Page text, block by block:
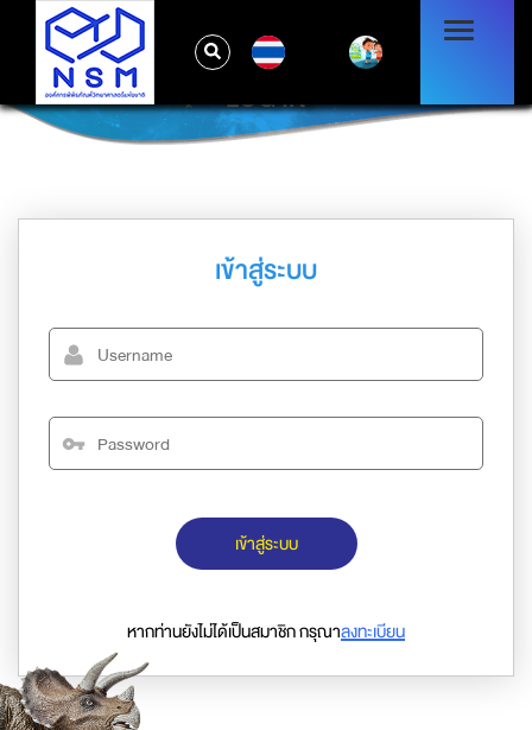
LOG IN
เข้าสู่ระบบ
เข้าสู่ระบบ
หากท่านยังไม่ได้เป็นสมาชิก กรุณาลงทะเบียน